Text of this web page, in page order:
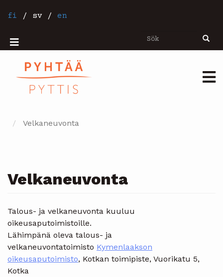
tillfi / sv / en
Sök Sök
Mobiilivalikko
Velkaneuvonta
Velkaneuvonta
Talous- ja velkaneuvonta kuuluu
oikeusaputoimistoille.
Lähimpänä oleva talous- ja
velkaneuvontatoimisto Kymenlaakson
oikeusaputoimisto, Kotkan toimipiste, Vuorikatu 5,
Kotka